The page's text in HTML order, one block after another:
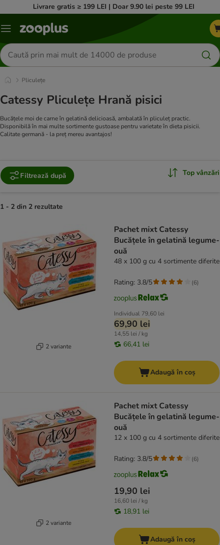
Livrare gratis ≥ 199 LEI | Doar 9.90 lei peste 99 LEI
Categorii
Căutare
produse
Pliculețe
Catessy Pliculețe Hrană pisici
Bucățele moi de carne în gelatină delicioasă, ambalată în pliculeț practic.
Disponibilă în mai multe sortimente gustoase pentru varietate în dieta pisicii.
Calitate germană - la preț mereu avantajos!
Filtrează după Top vânzări
1 - 2 din 2 rezultate
2 variante
Pachet mixt Catessy
Bucățele în gelatină legume-
ouă
48 x 100 g cu 4 sortimente diferite
Individual 79,60 lei
69,90 lei
14,55 lei / kg
66,41 lei
Rating: 3.8/5 (6)
Adaugă în coș
2 variante
Pachet mixt Catessy
Bucățele în gelatină legume-
ouă
12 x 100 g cu 4 sortimente diferite
19,90 lei
16,60 lei / kg
18,91 lei
Rating: 3.8/5 (6)
Adaugă în coș